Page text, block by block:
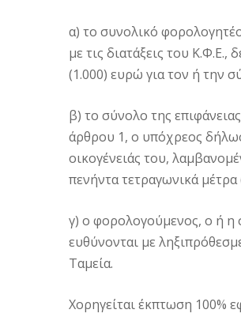
α) το συνολικό
με τις διατάξεις του Κ.Φ.Ε.,
(1.000) ευρώ για τον ή την
β) το σύνολο της
άρθρου 1, ο υπόχρεος
οικογένειάς του,
πενήντα τετραγωνικά μέτρα
γ) ο φορολογούμενος, ο ή η
ευθύνονται με
Ταμεία.
Χορηγείται έκπτωση 100%